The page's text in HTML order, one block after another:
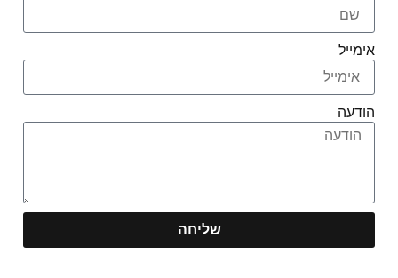
אימייל
הודעה
שליחה